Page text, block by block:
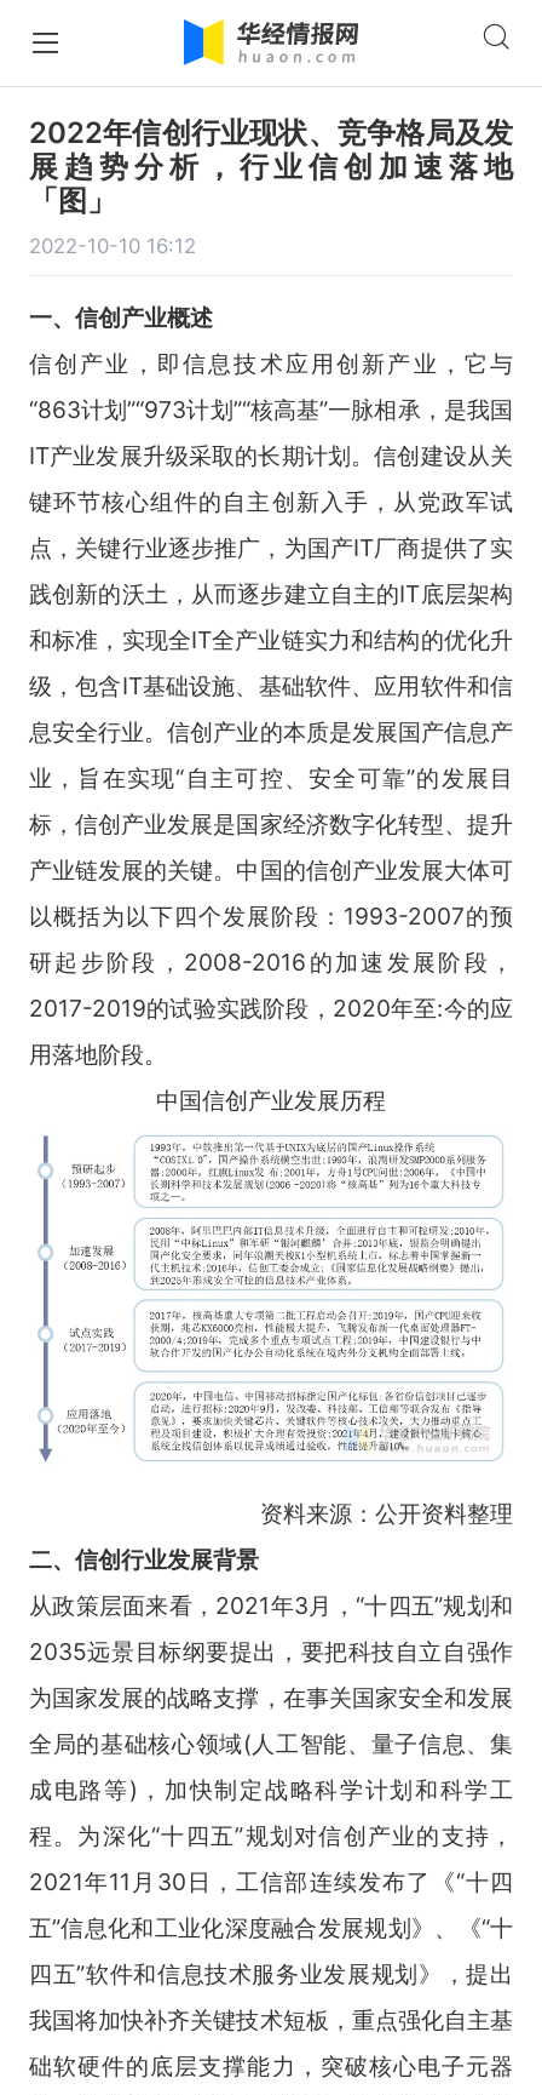
2022年信创行业现状、竞争格局及发
展趋势分析，行业信创加速落地
「图」
2022-10-10 16:12
一、信创产业概述
信创产业，即信息技术应用创新产业，它与
“863计划”“973计划”“核高基”一脉相承，是我国
IT产业发展升级采取的长期计划。信创建设从关
键环节核心组件的自主创新入手，从党政军试
点，关键行业逐步推广，为国产IT厂商提供了实
践创新的沃土，从而逐步建立自主的IT底层架构
和标准，实现全IT全产业链实力和结构的优化升
级，包含IT基础设施、基础软件、应用软件和信
息安全行业。信创产业的本质是发展国产信息产
业，旨在实现“自主可控、安全可靠”的发展目
标，信创产业发展是国家经济数字化转型、提升
产业链发展的关键。中国的信创产业发展大体可
以概括为以下四个发展阶段：1993-2007的预
研起步阶段，2008-2016的加速发展阶段，
2017-2019的试验实践阶段，2020年至:今的应
用落地阶段。
中国信创产业发展历程
资料来源：公开资料整理
二、信创行业发展背景
从政策层面来看，2021年3月，“十四五”规划和
2035远景目标纲要提出，要把科技自立自强作
为国家发展的战略支撑，在事关国家安全和发展
全局的基础核心领域(人工智能、量子信息、集
成电路等)，加快制定战略科学计划和科学工
程。为深化“十四五”规划对信创产业的支持，
2021年11月30日，工信部连续发布了《“十四
五”信息化和工业化深度融合发展规划》、《“十
四五”软件和信息技术服务业发展规划》，提出
我国将加快补齐关键技术短板，重点强化自主基
础软硬件的底层支撑能力，突破核心电子元器